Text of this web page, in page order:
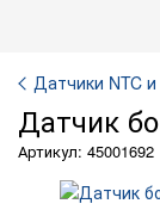
Датчики NTC
Датчик
Артикул: 45001692